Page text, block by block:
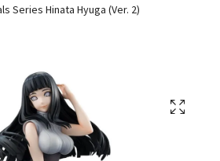
Series Hinata Hyuga (Ver. 2)